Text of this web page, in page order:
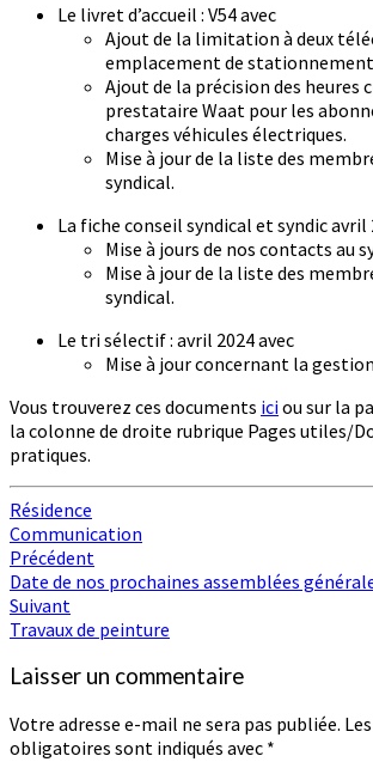
d’avril Le livret d’accueil : V54 avec
Ajout de la limitation à deux
emplacement de
Ajout de la précision des heures
prestataire Waat pour les
charges véhicules électriques.
Mise à jour de la liste des
syndical.
La fiche conseil syndical et syndic avril
Mise à jours de nos contacts au
Mise à jour de la liste des
syndical.
Le tri sélectif : avril 2024 avec
Mise à jour concernant la
Vous trouverez ces documents iciou sur la
la colonne de droite rubrique Pages utiles/
pratiques.
Résidence
Communication
Navigation
d'article
Précédent
Date de nos prochaines assemblées
Suivant
Travaux de peinture
Laisser un commentaire
Votre adresse e-mail ne sera pas publiée.
obligatoires sont indiqués avec *